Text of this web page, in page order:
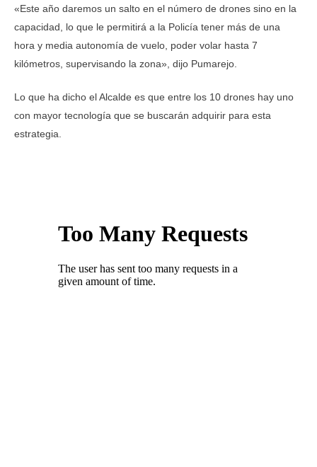
«Este año daremos un salto en el número de drones sino en la
capacidad, lo que le permitirá a la Policía tener más de una
hora y media autonomía de vuelo, poder volar hasta 7
kilómetros, supervisando la zona», dijo Pumarejo.
Lo que ha dicho el Alcalde es que entre los 10 drones hay uno
con mayor tecnología que se buscarán adquirir para esta
estrategia.